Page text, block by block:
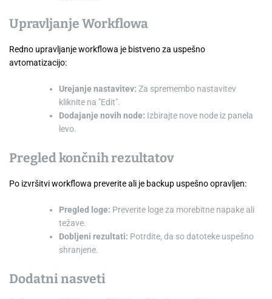
Upravljanje Workflowa
Redno upravljanje workflowa je bistveno za uspešno
avtomatizacijo:
Urejanje nastavitev: Za spremembo nastavitev
kliknite na "Edit".
Dodajanje novih node: Izbirajte nove node iz panela
levo.
Pregled končnih rezultatov
Po izvršitvi workflowa preverite ali je backup uspešno opravljen:
Pregled loge: Preverite loge za morebitne napake ali
težave.
Dobljeni rezultati: Potrdite, da so datoteke uspešno
shranjene.
Dodatni nasveti